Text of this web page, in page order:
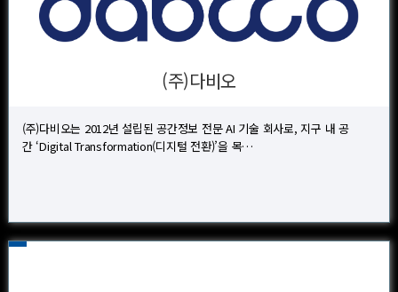
(주)다비오
(주)다비오는 2012년 설립된 공간정보 전문 AI 기술 회사로, 지구 내 공
간 ‘Digital Transformation(디지털 전환)’을 목…